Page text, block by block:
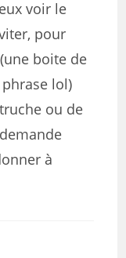
voir le
pour
boite de
lol)
ou de
à